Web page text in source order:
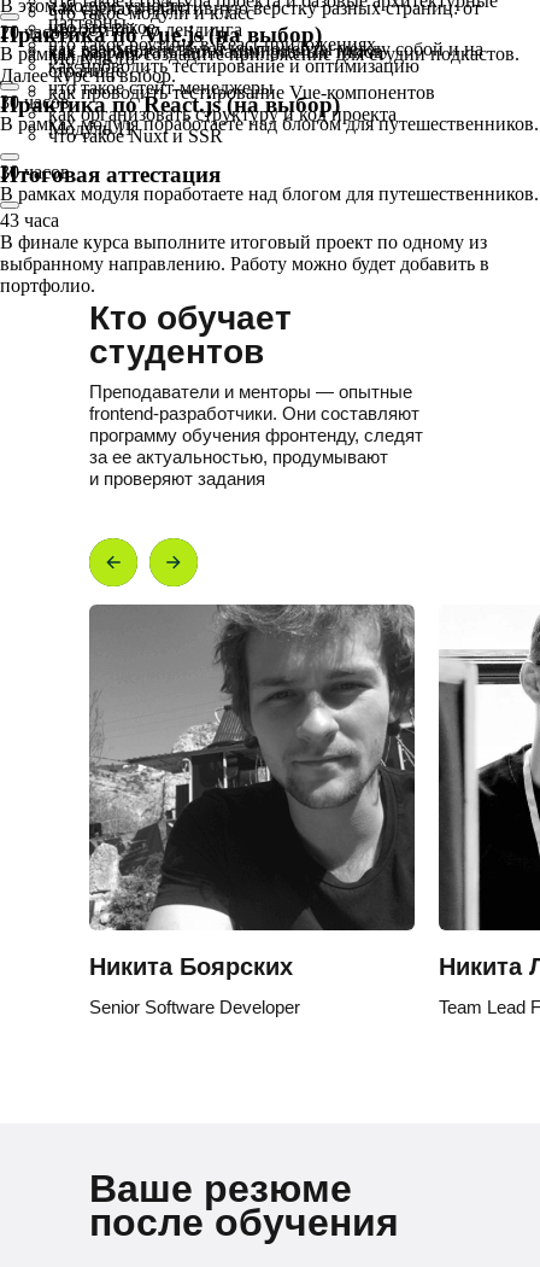
как сделать адаптивную верстку разных страниц: от
новостной до лендинга
как разработать анимации разных типов
что такое модули и класс
паттерны
что такое роутинг в React-приложениях
как проводить тестирование и оптимизацию
что такое стейт-менеджеры
В этом модуле узнаете:
что это такое
как взаимодействуют компоненты между собой и на
странице
как проводить тестирование Vue-компонентов
как организовать структуру и код проекта
что такое Nuxt и SSR
20 часов
В рамках модуля создадите приложение для студии подкастов.
Далее курс на выбор.
Практика по Vue.js (на выбор)
Модуль 10
30 часов
В рамках модуля поработаете над блогом для путешественников.
Практика по React.js (на выбор)
Модуль 11
30 часов
В рамках модуля поработаете над блогом для путешественников.
Итоговая аттестация
43 часа
В финале курса выполните итоговый проект по одному из
выбранному направлению. Работу можно будет добавить в
портфолио.
Кто обучает
студентов
Преподаватели и менторы — опытные
frontend-разработчики. Они составляют
программу обучения фронтенду, следят
за ее актуальностью, продумывают
и проверяют задания
Никита Боярских
Senior Software Developer
Никита
Team Lead
Ваше резюме
после обучения